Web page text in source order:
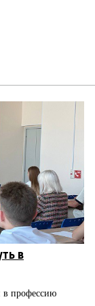
в
в профессию